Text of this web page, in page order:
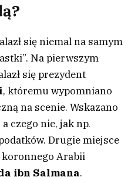
się niemal na samym
Na pierwszym
się prezydent
, któremu wypomniano
na scenie. Wskazano
czego nie, jak np.
Drugie miejsce
koronnego Arabii
ibn Salmana.